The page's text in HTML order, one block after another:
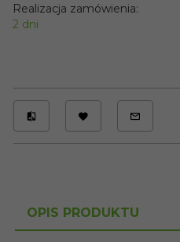
Realizacja zamówienia:
2 dni
OPIS PRODUKTU